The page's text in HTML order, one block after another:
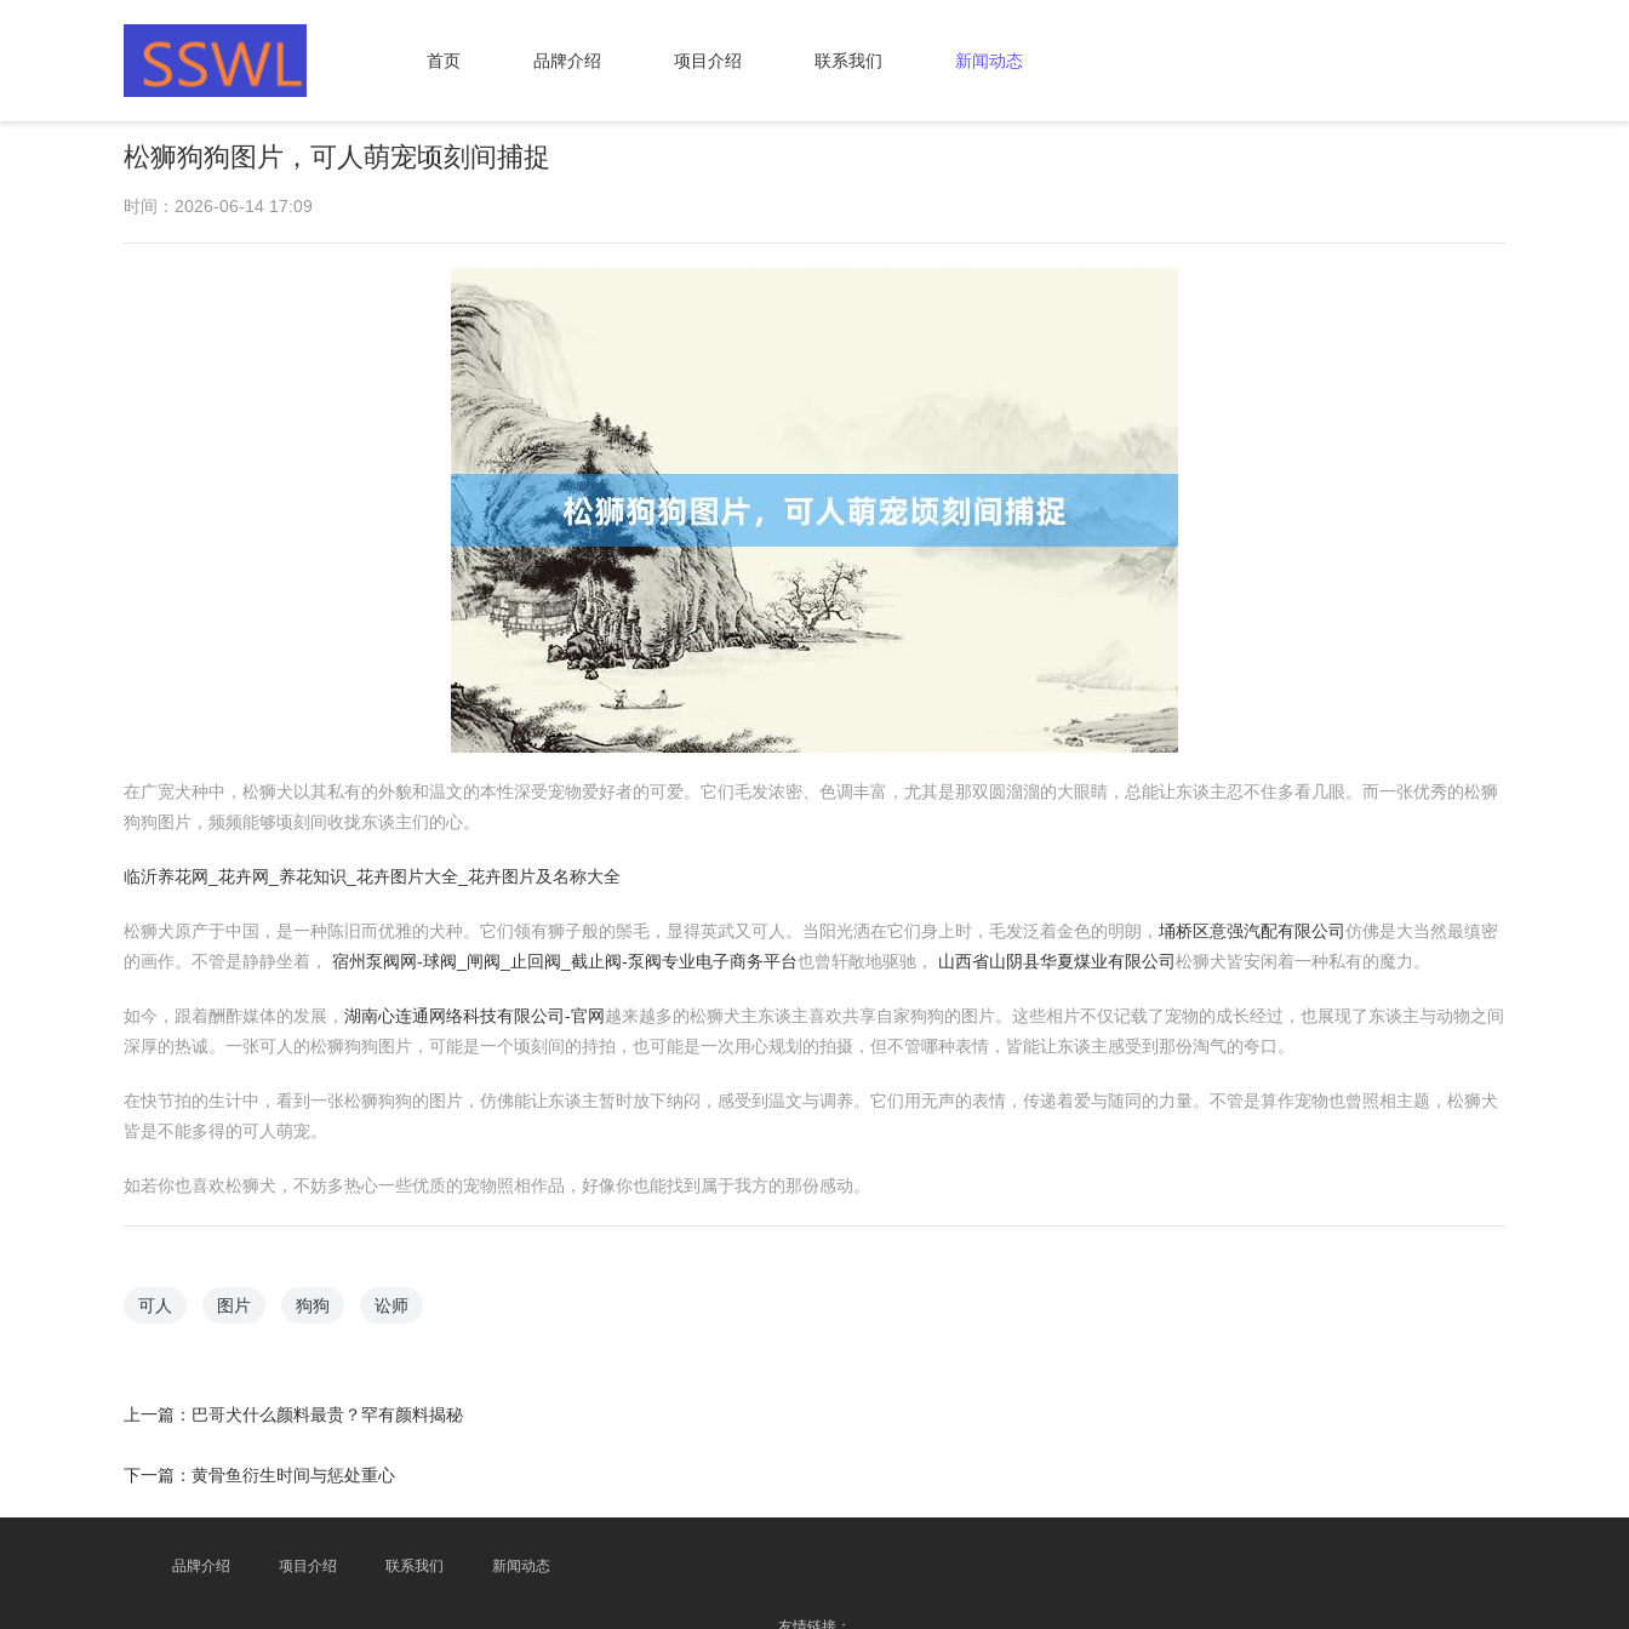
首页 品牌介绍 项目介绍 联系我们 新闻动态
松狮狗狗图片，可人萌宠顷刻间捕捉
时间：2026-06-14 17:09
在广宽犬种中，松狮犬以其私有的外貌和温文的本性深受宠物爱好者的可爱。它们毛发浓密、色调丰富，尤其是那双圆溜溜的大眼睛，总能让东谈主忍不住多看几眼。而一张优秀的松狮
狗狗图片，频频能够顷刻间收拢东谈主们的心。
临沂养花网_花卉网_养花知识_花卉图片大全_花卉图片及名称大全
松狮犬原产于中国，是一种陈旧而优雅的犬种。它们领有狮子般的鬃毛，显得英武又可人。当阳光洒在它们身上时，毛发泛着金色的明朗， 埇桥区意强汽配有限公司仿佛是大当然最缜密
的画作。不管是静静坐着， 宿州泵阀网-球阀_闸阀_止回阀_截止阀-泵阀专业电子商务平台也曾轩敞地驱驰， 山西省山阴县华夏煤业有限公司松狮犬皆安闲着一种私有的魔力。
如今，跟着酬酢媒体的发展， 湖南心连通网络科技有限公司-官网越来越多的松狮犬主东谈主喜欢共享自家狗狗的图片。这些相片不仅记载了宠物的成长经过，也展现了东谈主与动物之间
深厚的热诚。一张可人的松狮狗狗图片，可能是一个顷刻间的持拍，也可能是一次用心规划的拍摄，但不管哪种表情，皆能让东谈主感受到那份淘气的夸口。
在快节拍的生计中，看到一张松狮狗狗的图片，仿佛能让东谈主暂时放下纳闷，感受到温文与调养。它们用无声的表情，传递着爱与随同的力量。不管是算作宠物也曾照相主题，松狮犬
皆是不能多得的可人萌宠。
如若你也喜欢松狮犬，不妨多热心一些优质的宠物照相作品，好像你也能找到属于我方的那份感动。
可人 图片 狗狗 讼师
上一篇： 巴哥犬什么颜料最贵？罕有颜料揭秘
下一篇： 黄骨鱼衍生时间与惩处重心
品牌介绍 项目介绍 联系我们 新闻动态